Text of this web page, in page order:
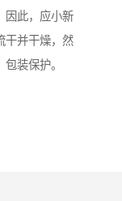
因此，应小新
干并干燥，然
装保护。